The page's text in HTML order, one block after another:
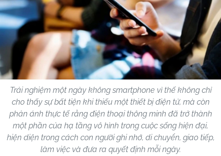
Trải nghiệm một ngày không smartphone vì thế không chỉ
cho thấy sự bất tiện khi thiếu một thiết bị điện tử, mà còn
phản ánh thực tế rằng điện thoại thông minh đã trở thành
một phần của hạ tầng vô hình trong cuộc sống hiện đại,
hiện diện trong cách con người ghi nhớ, di chuyển, giao tiếp,
làm việc và đưa ra quyết định mỗi ngày.